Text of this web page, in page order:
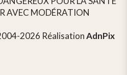
AVEC MODÉRATION
2026 RéalisationAdnPix